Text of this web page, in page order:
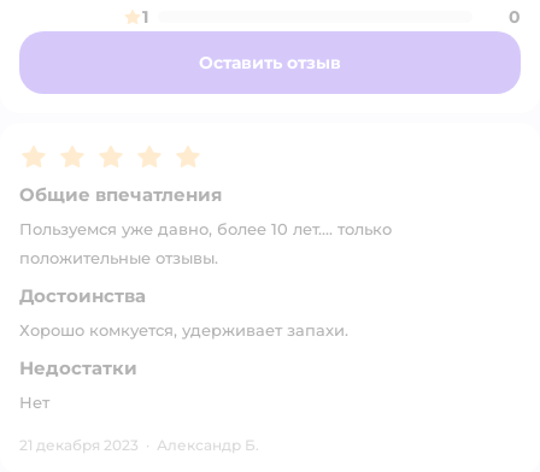
1
0
Оставить отзыв
Рейтинг:5
Общие впечатления
Пользуемся уже давно, более 10 лет.... только
положительные отзывы.
Достоинства
Хорошо комкуется, удерживает запахи.
Недостатки
Нет
21 декабря 2023 · Александр Б.